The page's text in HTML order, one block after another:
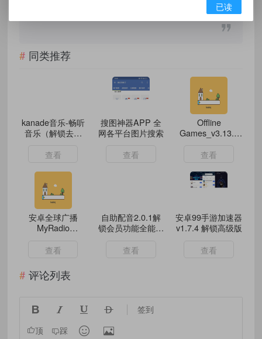
同类推荐
kanade音乐-畅听
音乐（解锁去广
查看
搜图神器APP 全
网各平台图片搜索
查看
‌Offline
Games_v3.13.1
付费游戏，永久免
查看
安卓全球广播
MyRadio
查看
自助配音2.0.1解
锁会员功能全能配
查看
安卓99手游加速器
v1.7.4 解锁高级版
查看
评论列表
    签到
顶 踩  
已读